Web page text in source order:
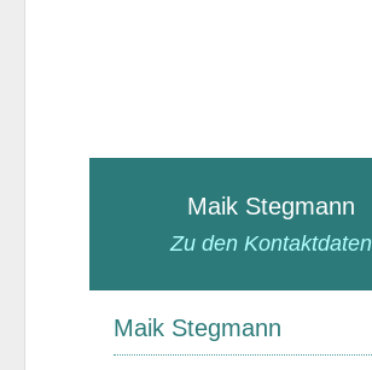
Maik Stegmann
Zu den Kontaktdaten
Maik Stegmann